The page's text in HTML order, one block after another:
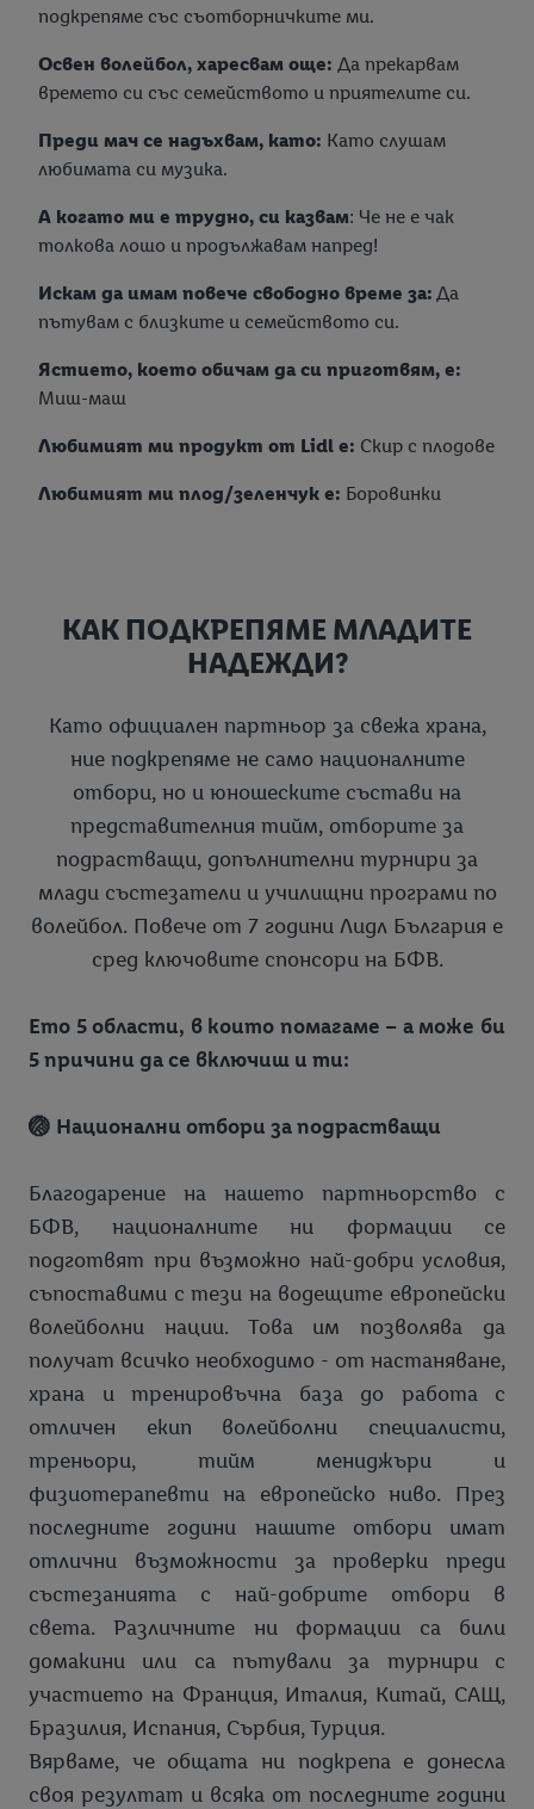
подкрепяме със съотборничките ми.
Освен волейбол, харесвам още: Да прекарвам
времето си със семейството и приятелите си.
Преди мач се надъхвам, като: Като слушам
любимата си музика.
А когато ми е трудно, си казвам: Че не е чак
толкова лошо и продължавам напред!
Искам да имам повече свободно време за: Да
пътувам с близките и семейството си.
Ястието, което обичам да си приготвям, е:
Миш-маш
Любимият ми продукт от Lidl е: Скир с плодове
Любимият ми плод/зеленчук е: Боровинки
КАК ПОДКРЕПЯМЕ МЛАДИТЕ
НАДЕЖДИ?
Като официален партньор за свежа храна,
ние подкрепяме не само националните
отбори, но и юношеските състави на
представителния тийм, отборите за
подрастващи, допълнителни турнири за
млади състезатели и училищни програми по
волейбол. Повече от 7 години Лидл България е
сред ключовите спонсори на БФВ.
Ето 5 области, в които помагаме – а може би
5 причини да се включиш и ти:
🏐 Национални отбори за подрастващи
Благодарение на нашето партньорство с
БФВ, националните ни формации се
подготвят при възможно най-добри условия,
съпоставими с тези на водещите европейски
волейболни нации. Това им позволява да
получат всичко необходимо - от настаняване,
храна и тренировъчна база до работа с
отличен екип волейболни специалисти,
треньори, тийм мениджъри и
физиотерапевти на европейско ниво. През
последните години нашите отбори имат
отлични възможности за проверки преди
състезанията с най-добрите отбори в
света. Различните ни формации са били
домакини или са пътували за турнири с
участието на Франция, Италия, Китай, САЩ,
Бразилия, Испания, Сърбия, Турция.
Вярваме, че общата ни подкрепа е донесла
своя резултат и всяка от последните години